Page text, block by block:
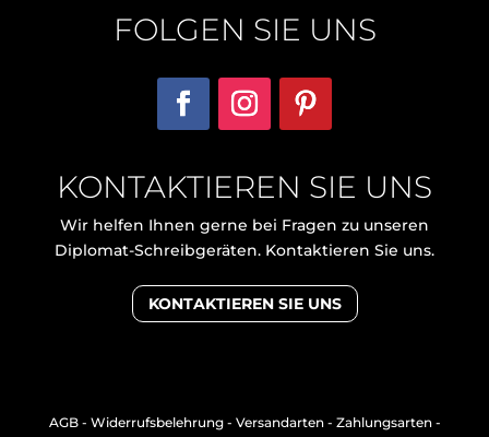
FOLGEN SIE UNS
KONTAKTIEREN SIE UNS
Wir helfen Ihnen gerne bei Fragen zu unseren
Diplomat-Schreibgeräten. Kontaktieren Sie uns.
KONTAKTIEREN SIE UNS
AGB- Widerrufsbelehrung- Versandarten- Zahlungsarten-